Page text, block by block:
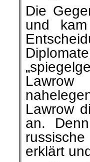
Die
und
Lawrow
Lawrow
an.
erklärt